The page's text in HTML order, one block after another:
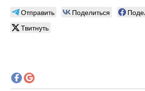
Отправить Поделиться
Твитнуть